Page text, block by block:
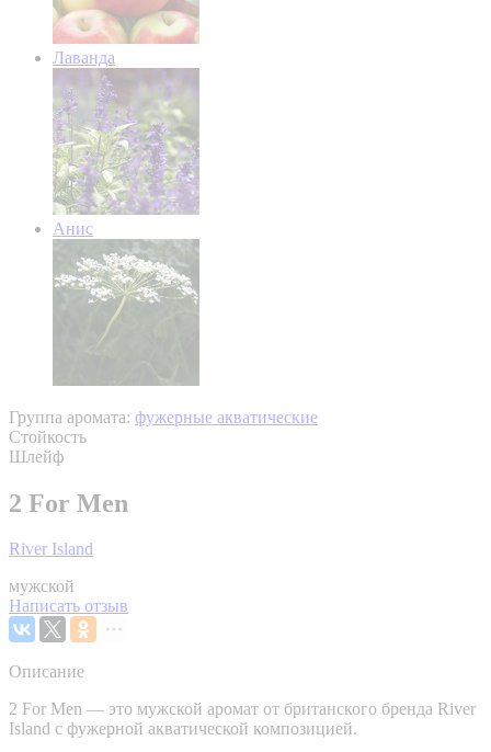
Лаванда
Анис
Группа аромата: фужерные акватические
Стойкость
Шлейф
2 For Men
River Island
мужской
Написать отзыв
Описание
2 For Men — это мужской аромат от британского бренда River
Island с фужерной акватической композицией.